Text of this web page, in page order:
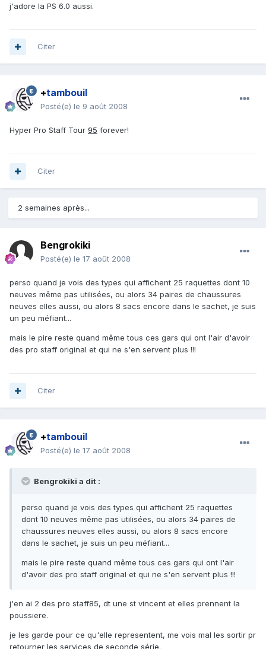
j'adore la PS 6.0 aussi.
Citer
+tambouil
Posté(e) le 9 août 2008
Hyper Pro Staff Tour 95 forever!
Citer
2 semaines après...
Bengrokiki
Posté(e) le 17 août 2008
perso quand je vois des types qui affichent 25 raquettes dont 10
neuves même pas utilisées, ou alors 34 paires de chaussures
neuves elles aussi, ou alors 8 sacs encore dans le sachet, je suis
un peu méfiant...
mais le pire reste quand même tous ces gars qui ont l'air d'avoir
des pro staff original et qui ne s'en servent plus !!!
Citer
+tambouil
Posté(e) le 17 août 2008
Bengrokiki a dit :
perso quand je vois des types qui affichent 25 raquettes
dont 10 neuves même pas utilisées, ou alors 34 paires de
chaussures neuves elles aussi, ou alors 8 sacs encore
dans le sachet, je suis un peu méfiant...
mais le pire reste quand même tous ces gars qui ont l'air
d'avoir des pro staff original et qui ne s'en servent plus !!!
j'en ai 2 des pro staff85, dt une st vincent et elles prennent la
poussiere.
je les garde pour ce qu'elle representent, me vois mal les sortir pr
retourner les services de seconde série.